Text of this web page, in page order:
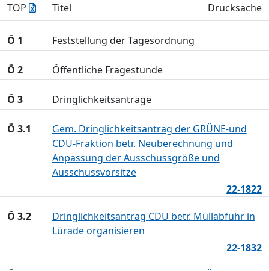
TOP Titel Drucksache
Ö 1 Feststellung der Tagesordnung
Ö 2 Öffentliche Fragestunde
Ö 3 Dringlichkeitsanträge
Ö 3.1
Gem. Dringlichkeitsantrag der GRÜNE-und
CDU-Fraktion betr. Neuberechnung und
Anpassung der Ausschussgröße und
Ausschussvorsitze
22-1822
Ö 3.2
Dringlichkeitsantrag CDU betr. Müllabfuhr in
Lürade organisieren
22-1832